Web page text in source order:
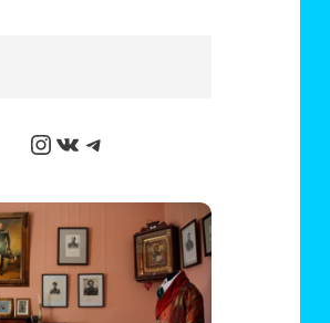
Instagram
ВКонтакте
Telegram